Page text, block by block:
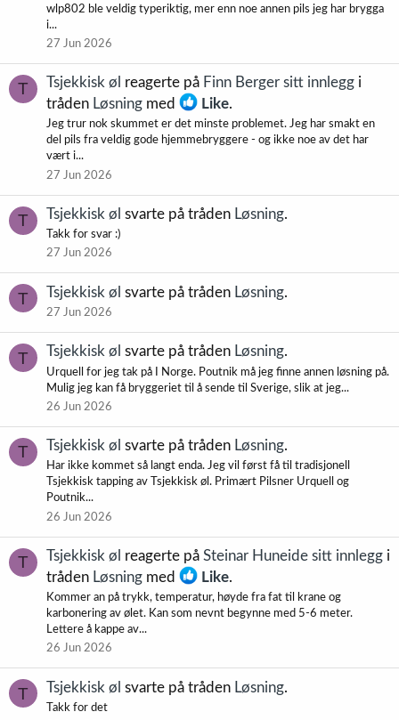
wlp802 ble veldig typeriktig, mer enn noe annen pils jeg har brygga
i...
27 Jun 2026
T Tsjekkisk øl reagerte på Finn Berger sitt innlegg i
tråden Løsning med Like.
Jeg trur nok skummet er det minste problemet. Jeg har smakt en
del pils fra veldig gode hjemmebryggere - og ikke noe av det har
vært i...
27 Jun 2026
T Tsjekkisk øl svarte på tråden Løsning.
Takk for svar :)
27 Jun 2026
T Tsjekkisk øl svarte på tråden Løsning.
27 Jun 2026
T Tsjekkisk øl svarte på tråden Løsning.
Urquell for jeg tak på I Norge. Poutnik må jeg finne annen løsning på.
Mulig jeg kan få bryggeriet til å sende til Sverige, slik at jeg...
26 Jun 2026
T Tsjekkisk øl svarte på tråden Løsning.
Har ikke kommet så langt enda. Jeg vil først få til tradisjonell
Tsjekkisk tapping av Tsjekkisk øl. Primært Pilsner Urquell og
Poutnik...
26 Jun 2026
T Tsjekkisk øl reagerte på Steinar Huneide sitt innlegg i
tråden Løsning med Like.
Kommer an på trykk, temperatur, høyde fra fat til krane og
karbonering av ølet. Kan som nevnt begynne med 5-6 meter.
Lettere å kappe av...
26 Jun 2026
T Tsjekkisk øl svarte på tråden Løsning.
Takk for det